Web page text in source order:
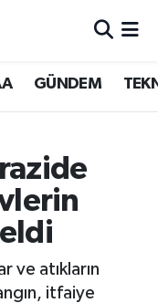
GÜNDEM
ve atıkların
itfaiye